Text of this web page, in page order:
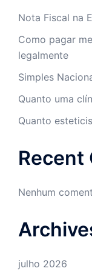
Nota Fiscal na
Como pagar
legalmente
Simples
Quanto uma
Quanto
Recent
Nenhum
julho 2026